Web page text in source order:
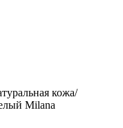
кожа/
Milana